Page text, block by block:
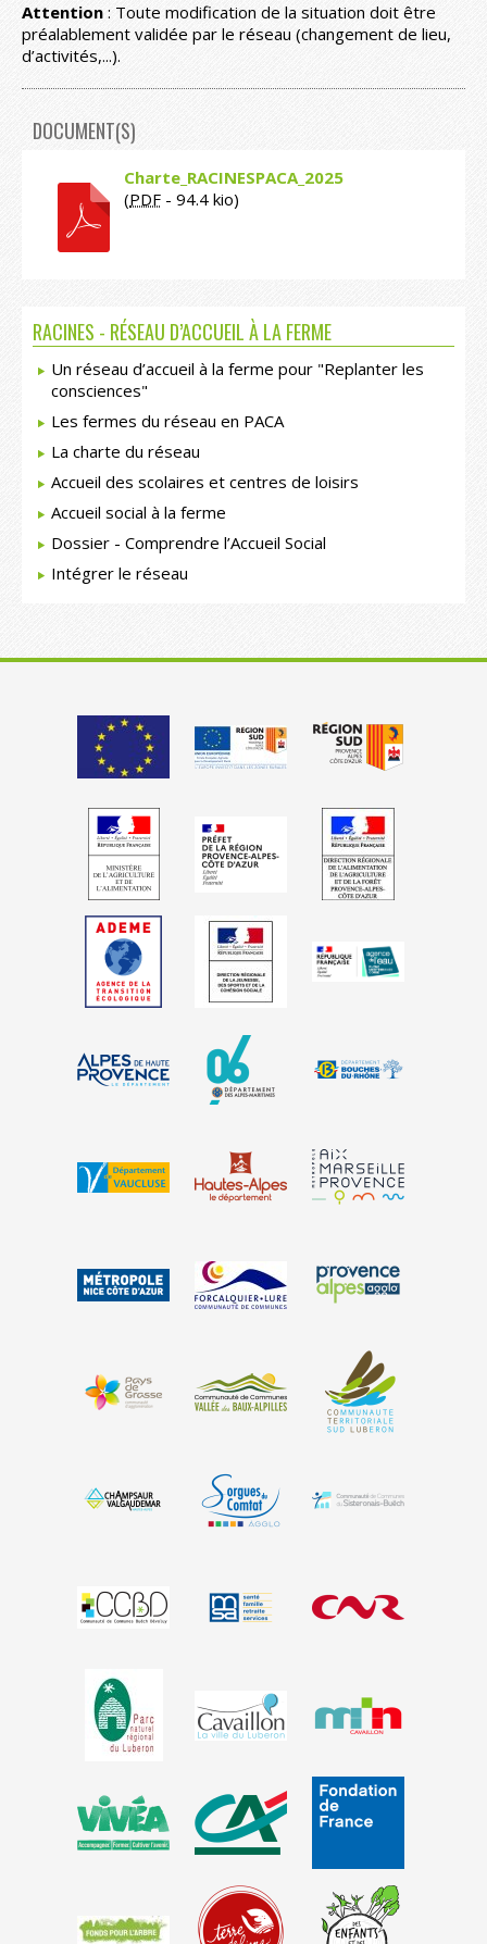
Attention : Toute modification de la situation doit être
préalablement validée par le réseau (changement de lieu,
d’activités,...).
DOCUMENT(S)
Charte_RACINESPACA_2025
(PDF - 94.4 kio)
RACINES - RÉSEAU D’ACCUEIL À LA FERME
Un réseau d’accueil à la ferme pour "Replanter les
consciences"
Les fermes du réseau en PACA
La charte du réseau
Accueil des scolaires et centres de loisirs
Accueil social à la ferme
Dossier - Comprendre l’Accueil Social
Intégrer le réseau